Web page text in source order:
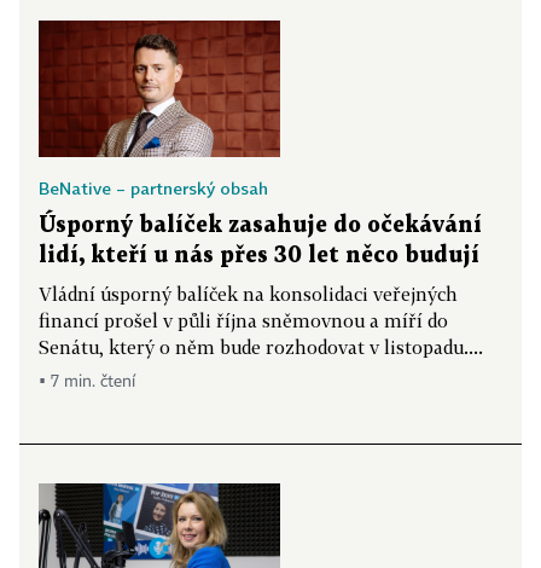
BeNative – partnerský obsah
Úsporný balíček zasahuje do očekávání
lidí, kteří u nás přes 30 let něco budují
Vládní úsporný balíček na konsolidaci veřejných
financí prošel v půli října sněmovnou a míří do
Senátu, který o něm bude rozhodovat v listopadu....
▪ 7 min. čtení